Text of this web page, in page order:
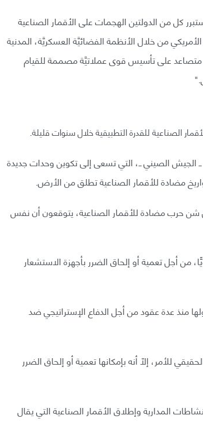
كل من الدولتين الهجمات على الأقمار الصناعية
من خلال الأنظمة الفضائيَّة العسكريَّة، المدنية
متصاعد على تأسيس قوى عملاتيَّة مصممة للقيام
الصناعية للقدرة التطبيقية خلال سنوات قليلة.
الجيش الصيني ــ، التي تسعى إلى تكوين وحدات جديدة
مضادة للأقمار الصناعية تطلق من الأرض.
شن حرب مضادة للأقمار الصناعية، يتوقعون أن نفس
من أجل تعمية أو إلحاق الضرر بأجهزة الاستشعار
منذ عدة عقود من أجل الدفاع الإستراتيجي ضد
للأمر، إلّا أنه بإمكانها تعمية أو إلحاق الضرر
المدارية وإطلاق الأقمار الصناعية التي يقال